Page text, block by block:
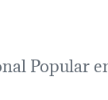
Popular